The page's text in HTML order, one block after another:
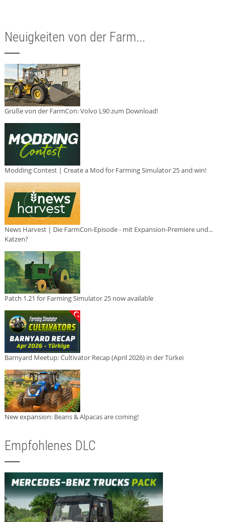
Neuigkeiten von der Farm...
Grüße von der FarmCon: Volvo L90 zum Download!
Modding Contest | Create a Mod for Farming Simulator 25 and win!
News Harvest | Die FarmCon-Episode - mit Expansion-Premiere und...
Katzen?
Patch 1.21 for Farming Simulator 25 now available
Barnyard Meetup: Cultivator Recap (April 2026) in der Türkei
New expansion: Beans & Alpacas are coming!
Empfohlenes DLC